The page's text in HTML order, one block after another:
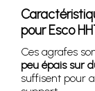
pour Esco
Ces agrafes
peu épais sur
suffisent pour